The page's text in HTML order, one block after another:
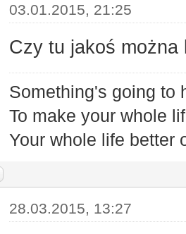
03.01.2015, 21:25
Czy tu jakoś można
Something's going to
To make your whole
Your whole life better
28.03.2015, 13:27